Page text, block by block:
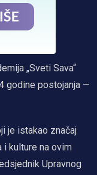
„Sveti Sava“
godine postojanja —
je istakao značaj
i kulture na ovim
Upravnog